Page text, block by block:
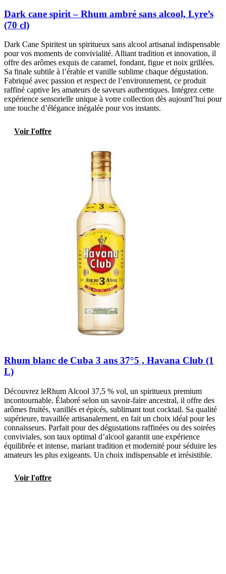
Dark cane spirit – Rhum ambré sans alcool, Lyre’s
(70 cl)
Dark Cane Spiritest un spiritueux sans alcool artisanal indispensable
pour vos moments de convivialité. Alliant tradition et innovation, il
offre des arômes exquis de caramel, fondant, figue et noix grillées.
Sa finale subtile à l’érable et vanille sublime chaque dégustation.
Fabriqué avec passion et respect de l’environnement, ce produit
raffiné captive les amateurs de saveurs authentiques. Intégrez cette
expérience sensorielle unique à votre collection dès aujourd’hui pour
une touche d’élégance inégalée pour vos instants.
Voir l'offre
Rhum blanc de Cuba 3 ans 37°5 , Havana Club (1
L)
Découvrez leRhum Alcool 37,5 % vol, un spiritueux premium
incontournable. Élaboré selon un savoir-faire ancestral, il offre des
arômes fruités, vanillés et épicés, sublimant tout cocktail. Sa qualité
supérieure, travaillée artisanalement, en fait un choix idéal pour les
connaisseurs. Parfait pour des dégustations raffinées ou des soirées
conviviales, son taux optimal d’alcool garantit une expérience
équilibrée et intense, mariant tradition et modernité pour séduire les
amateurs les plus exigeants. Un choix indispensable et irrésistible.
Voir l'offre